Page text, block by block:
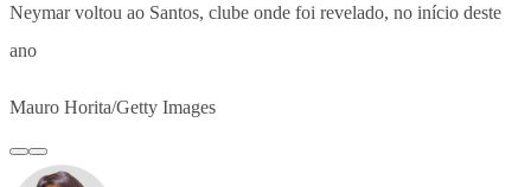
Neymar voltou ao Santos, clube onde foi revelado, no início deste
ano
Mauro Horita/Getty Images